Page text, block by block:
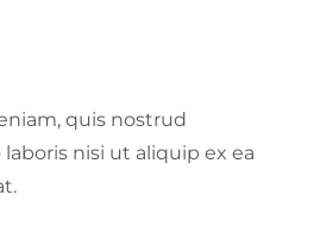
quis nostrud
nisi ut aliquip ex ea